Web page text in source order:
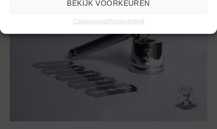
BEKIJK VOORKEUREN
CookiebeleidPrivacybeleid